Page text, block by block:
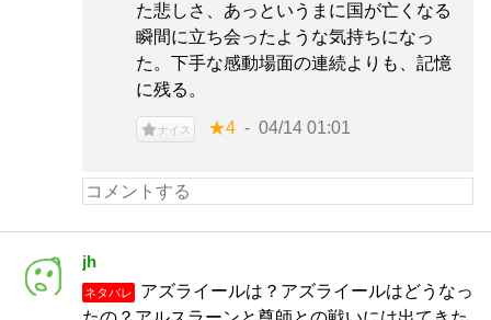
た悲しさ、あっというまに国が亡くなる
瞬間に立ち会ったような気持ちになっ
た。下手な感動場面の連続よりも、記憶
に残る。
ナイス ★4 04/14 01:01
jh
ネタバレ
アズライールは？アズライールはどうなっ